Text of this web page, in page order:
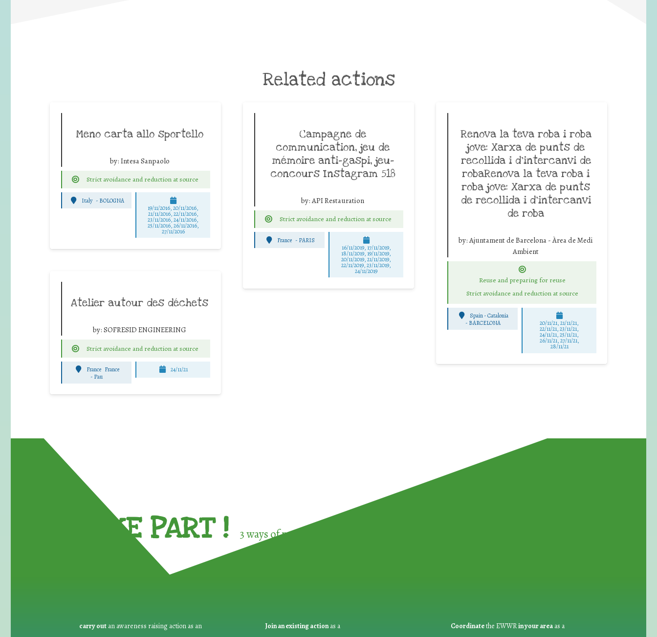
Related actions
Meno carta allo sportello
by: Intesa Sanpaolo
Strict avoidance and reduction at source
Italy - BOLOGNA
19/11/2016, 20/11/2016,
21/11/2016, 22/11/2016,
23/11/2016, 24/11/2016,
25/11/2016, 26/11/2016,
27/11/2016
Campagne de
communication, jeu de
mémoire anti-gaspi, jeu-
concours Instagram 518
by:API Restauration
Strict avoidance and reduction at source
France - PARIS
16/11/2019, 17/11/2019,
18/11/2019, 19/11/2019,
20/11/2019, 21/11/2019,
22/11/2019, 23/11/2019,
24/11/2019
Renova la teva roba i roba
jove: Xarxa de punts de
recollida i d’intercanvi de
robaRenova la teva roba i
roba jove: Xarxa de punts
de recollida i d’intercanvi
de roba
by:Ajuntament de Barcelona - Àrea de Medi
Ambient
Reuse and preparing for reuse
Strict avoidance and reduction at source
Spain - Catalonia
- BARCELONA 20/11/21, 21/11/21,
22/11/21, 23/11/21,
24/11/21, 25/11/21,
26/11/21, 27/11/21,
28/11/21
Atelier autour des déchets
by: SOFRESID ENGINEERING
Strict avoidance and reduction at source
France France
- Pau
24/11/21
TAKE PART ! 3 ways of participating in the
carry out an awareness raising action as an Join an existing actionas a Coordinatethe EWWRin your areaas a